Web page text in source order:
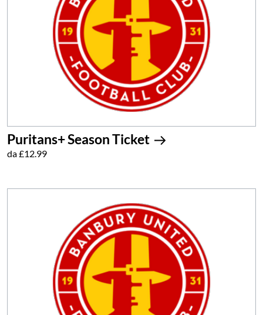
Puritans+ Season Ticket
da £12.99